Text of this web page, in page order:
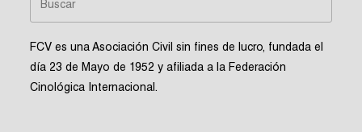
FCV es una Asociación Civil sin fines de lucro, fundada el
día 23 de Mayo de 1952 y afiliada a la Federación
Cinológica Internacional.